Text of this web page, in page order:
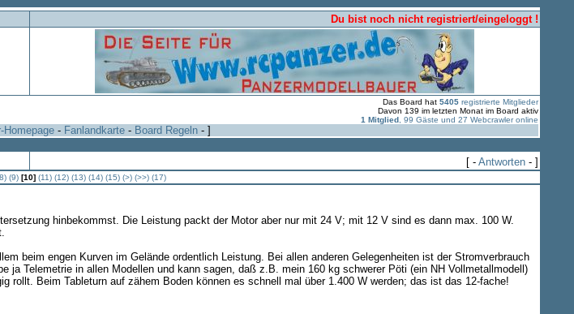
Du bist noch nicht registriert/eingeloggt !
Das Board hat 5405registrierte Mitglieder
Davon 139 im letzten Monat im Board aktiv
1 Mitglied, 99 Gäste und 27 Webcrawler online
Homepage - Fanlandkarte - Board Regeln - ]
[ - Antworten- ]
(9) [10] (11) (12) (13) (14) (15) (>) (>>) (17)
hinbekommst. Die Leistung packt der Motor aber nur mit 24 V; mit 12 V sind es dann max. 100 W.
beim engen Kurven im Gelände ordentlich Leistung. Bei allen anderen Gelegenheiten ist der Stromverbrauch
ja Telemetrie in allen Modellen und kann sagen, daß z.B. mein 160 kg schwerer Pöti (ein NH Vollmetallmodell)
rollt. Beim Tableturn auf zähem Boden können es schnell mal über 1.400 W werden; das ist das 12-fache!